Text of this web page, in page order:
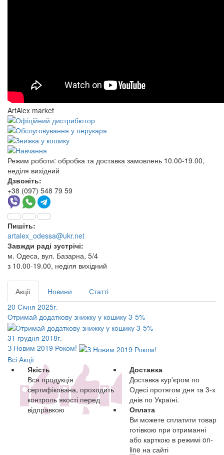
ArtAlex market
Режим роботи: обробка та доставка замовлень 10.00-19.00,
неділя вихідний
Дзвоніть:
+38 (097) 548 79 59
Пишіть:
artalex_odessa@ukr.net
Завжди раді зустрічі:
м. Одеса, вул. Базарна, 5/4
з 10.00-19.00, неділя вихідний
Акції Новини
Статті
20 Січня 2025г.
Отримай додаткову знижку у кошику 3-5%
31 грудня 2018г.
З Новим 2019 Роком!
Всі Акції
Якість
Вся продукція
сертифікована, проходить
контроль якості перед
відправкою
Доставка
Доставка кур'єром по
Одесі протягом дня та 3-х
днів по Україні.
Оплата
Ви можете сплатити товар
готівкою при отриманні
або карткою в режимі on-
line на сайті